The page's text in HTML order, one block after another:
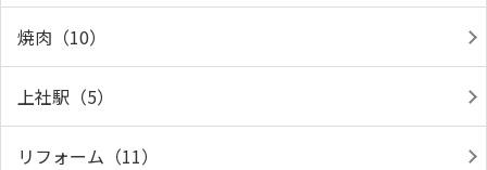
焼肉（10）
上社駅（5）
リフォーム（11）